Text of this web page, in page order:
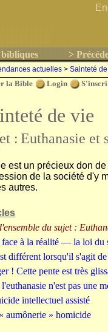
bibliques >
actuelles > Sainteté
la Bible Login
de vie
: Euthanasie et
est un précieux don
de la société d'y
autres.
du sujet :
face à la réalité — la loi du
différent lorsqu'il s'agit
! Cette pente est très
n'est pas une
intellectuel assisté
aumônerie » homicide